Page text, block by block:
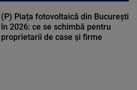
(P) Piața fotovoltaică din București
în 2026: ce se schimbă pentru
proprietarii de case și firme